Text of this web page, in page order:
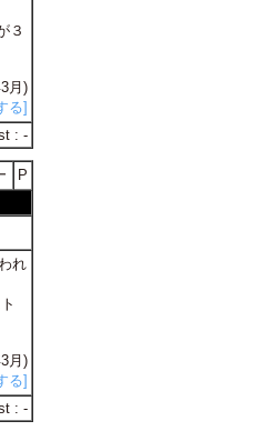
３
月)
る]
: -
P
れ
月)
る]
: -